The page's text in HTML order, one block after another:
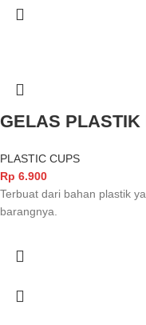
GELAS PLASTIK
PLASTIC CUPS
Rp 6.900
Terbuat dari bahan plastik
barangnya.